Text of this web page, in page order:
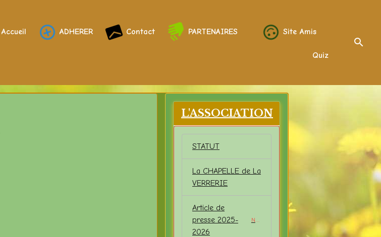
Accueil ADHERER Contact PARTENAIRES Site Amis
Quiz
L'ASSOCIATION
STATUT
La CHAPELLE de La
VERRERIE
Article de
presse 2025-
2026
NEW